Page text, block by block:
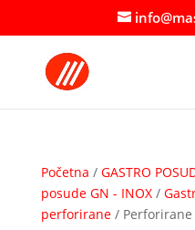
Početna / GASTRO
posude GN - INOX/
perforirane/ Perforirane